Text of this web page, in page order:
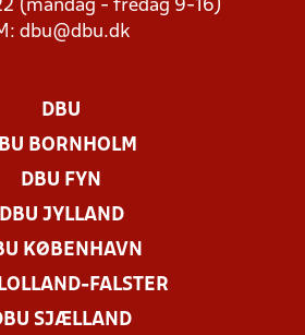
(mandag - fredag 9-16)
dbu@dbu.dk
DBU
BORNHOLM
DBU FYN
DBU JYLLAND
KØBENHAVN
FALSTER
SJÆLLAND